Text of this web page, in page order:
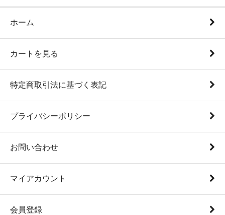
ホーム
カートを見る
特定商取引法に基づく表記
プライバシーポリシー
お問い合わせ
マイアカウント
会員登録